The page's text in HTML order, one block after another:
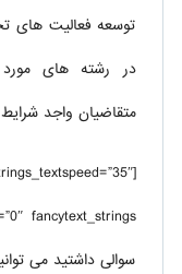
توسعه فعالیت های
در رشته های مورد
متقاضیان واجد
سوالی داشتید می